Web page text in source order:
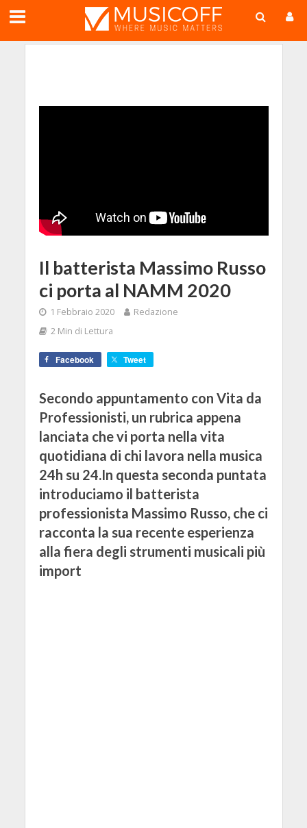
Il batterista Massimo Russo
ci porta al NAMM 2020
1 Febbraio 2020
Redazione
2 Min di Lettura
Facebook Tweet
Secondo appuntamento con Vita da
Professionisti, un rubrica appena
lanciata che vi porta nella vita
quotidiana di chi lavora nella musica
24h su 24.In questa seconda puntata
introduciamo il batterista
professionista Massimo Russo, che ci
racconta la sua recente esperienza
alla fiera degli strumenti musicali più
import